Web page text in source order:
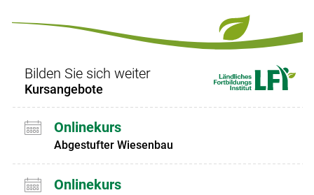
Bilden Sie sich weiter
Kursangebote
Onlinekurs
Abgestufter Wiesenbau
Onlinekurs